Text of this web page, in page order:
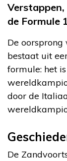
de Formule
De
bestaat uit
formule: het
door de
De